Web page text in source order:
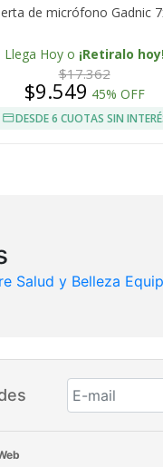
de micrófono Gadnic
Llega Hoy o ¡Retiralo
$17.362
$9.549 45% OFF
DESDE 6 CUOTAS SIN
Salud y Belleza